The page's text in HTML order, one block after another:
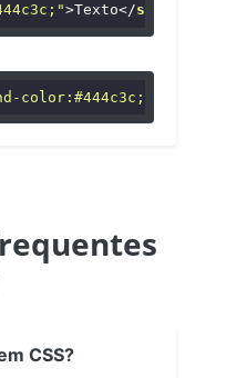
>Texto</span
color:#444c3c;"
CSS?